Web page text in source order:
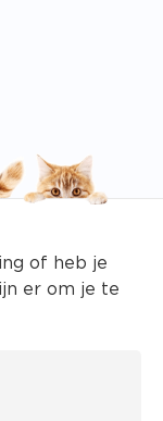
of heb je
er om je te